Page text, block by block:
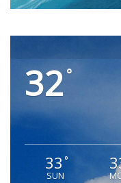
32 °
33 °
SUN